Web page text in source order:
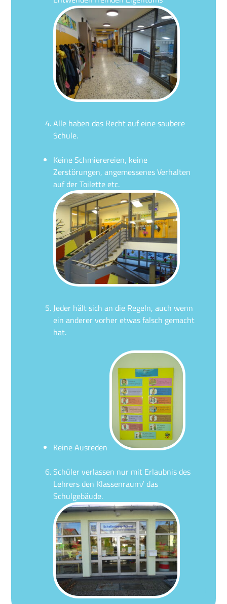
Alle haben das Recht auf eine saubere
Schule.
Keine Schmierereien, keine
Zerstörungen, angemessenes Verhalten
auf der Toilette etc.
Jeder hält sich an die Regeln, auch wenn
ein anderer vorher etwas falsch gemacht
hat.
Keine Ausreden
Schüler verlassen nur mit Erlaubnis des
Lehrers den Klassenraum/ das
Schulgebäude.